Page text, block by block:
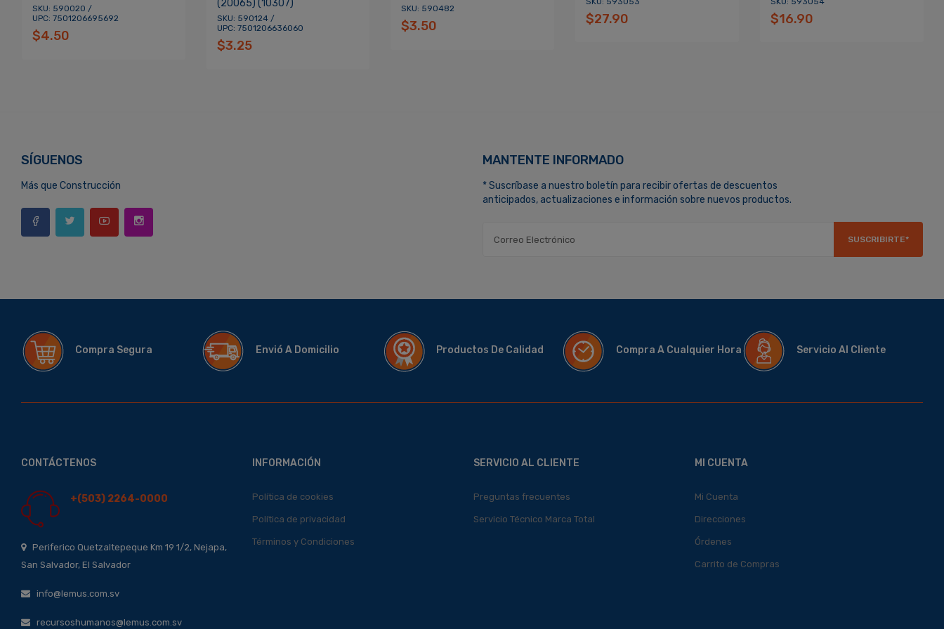
SKU: 590020 /
UPC: 7501206695692
$4.50
(20065) (10307)
SKU: 590124 /
UPC: 7501206636060
$3.25
SKU: 590482
$3.50 $27.90 $16.90
SÍGUENOS
Más que Construcción
MANTENTE INFORMADO
* Suscríbase a nuestro boletín para recibir ofertas de descuentos
anticipados, actualizaciones e información sobre nuevos productos.
SUSCRIBIRTE*
Compra Segura Envió A Domicilio Productos De Calidad Compra A Cualquier Hora Servicio Al Cliente
CONTÁCTENOS
+(503) 2264-0000
Periferico Quetzaltepeque Km 19 1/2, Nejapa,
San Salvador, El Salvador
info@lemus.com.sv
recursoshumanos@lemus.com.sv
INFORMACIÓN
Política de cookies
Política de privacidad
Términos y Condiciones
SERVICIO AL CLIENTE
Preguntas frecuentes
Servicio Técnico Marca Total
MI CUENTA
Mi Cuenta
Direcciones
Órdenes
Carrito de Compras